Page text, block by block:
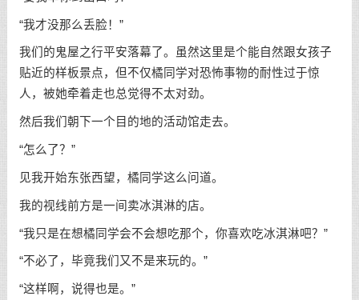
“我才没那么丢脸！”
我们的鬼屋之行平安落幕了。虽然这里是个能自然跟女孩子
贴近的样板景点，但不仅橘同学对恐怖事物的耐性过于惊
人，被她牵着走也总觉得不太对劲。
然后我们朝下一个目的地的活动馆走去。
“怎么了？”
见我开始东张西望，橘同学这么问道。
我的视线前方是一间卖冰淇淋的店。
“我只是在想橘同学会不会想吃那个，你喜欢吃冰淇淋吧？”
“不必了，毕竟我们又不是来玩的。”
“这样啊，说得也是。”